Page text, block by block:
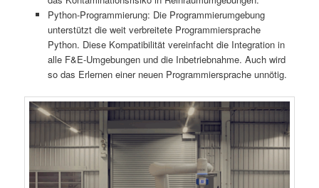
Python-Programmierung: Die Programmierumgebung
unterstützt die weit verbreitete Programmiersprache
Python. Diese Kompatibilität vereinfacht die Integration in
alle F&E-Umgebungen und die Inbetriebnahme. Auch wird
so das Erlernen einer neuen Programmiersprache unnötig.